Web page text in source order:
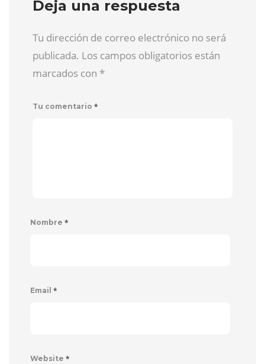
Deja una respuesta
Tu dirección de correo electrónico no será
publicada. Los campos obligatorios están
marcados con *
Tu comentario *
Nombre *
Email *
Website *